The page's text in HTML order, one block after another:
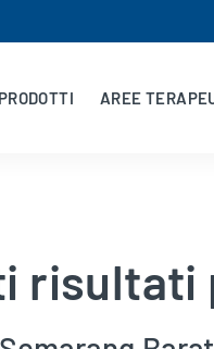
PRODOTTI AREE
risultati